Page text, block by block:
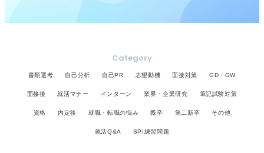
Category
書類選考 自己分析 自己PR 志望動機 面接対策 GD・GW
面接後 就活マナー インターン 業界・企業研究 筆記試験対策
資格 内定後 就職・転職の悩み 既卒 第二新卒 その他
就活Q&A SPI練習問題